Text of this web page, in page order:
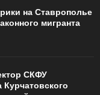
на Ставрополье
мигранта
СКФУ
Курчатовского